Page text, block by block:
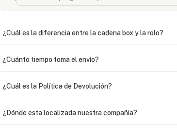
¿Cuál es la diferencia entre la cadena box y la rolo?
¿Cuánto tiempo toma el envío?
¿Cuál es la Política de Devolución?
¿Dónde esta localizada nuestra compañía?